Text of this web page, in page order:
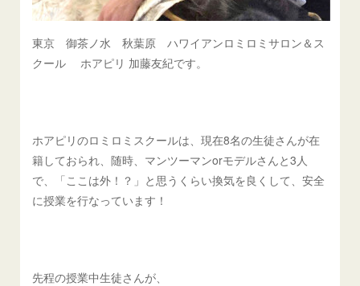
東京 御茶ノ水 秋葉原 ハワイアンロミロミサロン＆ス
クール ホアピリ 加藤友紀です。
ホアピリのロミロミスクールは、現在8名の生徒さんが在
籍しておられ、随時、マンツーマンorモデルさんと3人
で、「ここは外！？」と思うくらい換気を良くして、安全
に授業を行なっています！
先程の授業中生徒さんが、